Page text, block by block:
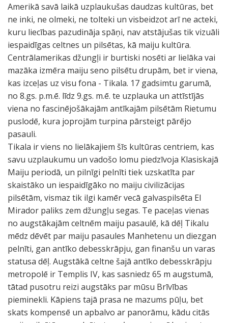
Amerikā savā laikā uzplaukušas daudzas kultūras, bet
ne inki, ne olmeki, ne tolteki un visbeidzot arī ne acteki,
kuru liecības pazudināja spāņi, nav atstājušas tik vizuāli
iespaidīgas celtnes un pilsētas, kā maiju kultūra.
Centrālamerikas džungļi ir burtiski nosēti ar lielāka vai
mazāka izmēra maiju seno pilsētu drupām, bet ir viena,
kas izceļas uz visu fona - Tikala. 17 gadsimtu garumā,
no 8.gs. p.m.ē. līdz 9.gs. m.ē. te uzplauka un attīstījās
viena no fascinējošākajām antīkajām pilsētām Rietumu
puslodē, kura joprojām turpina pārsteigt pārējo
pasauli.
Tikala ir viens no lielākajiem šīs kultūras centriem, kas
savu uzplaukumu un vadošo lomu piedzīvoja Klasiskajā
Maiju periodā, un pilnīgi pelnīti tiek uzskatīta par
skaistāko un iespaidīgāko no maiju civilizācijas
pilsētām, vismaz tik ilgi kamēr vecā galvaspilsēta El
Mirador paliks zem džungļu segas. Te paceļas vienas
no augstākajām celtnēm maiju pasaulē, kā dēļ Tikalu
mēdz dēvēt par maiju pasaules Manhetenu un diezgan
pelnīti, gan antīko debesskrāpju, gan finanšu un varas
statusa dēļ. Augstākā celtne šajā antīko debesskrāpju
metropolē ir Templis IV, kas sasniedz 65 m augstumā,
tātad pusotru reizi augstāks par mūsu Brīvības
pieminekli. Kāpiens tajā prasa ne mazums pūļu, bet
skats kompensē un apbalvo ar panorāmu, kādu citās